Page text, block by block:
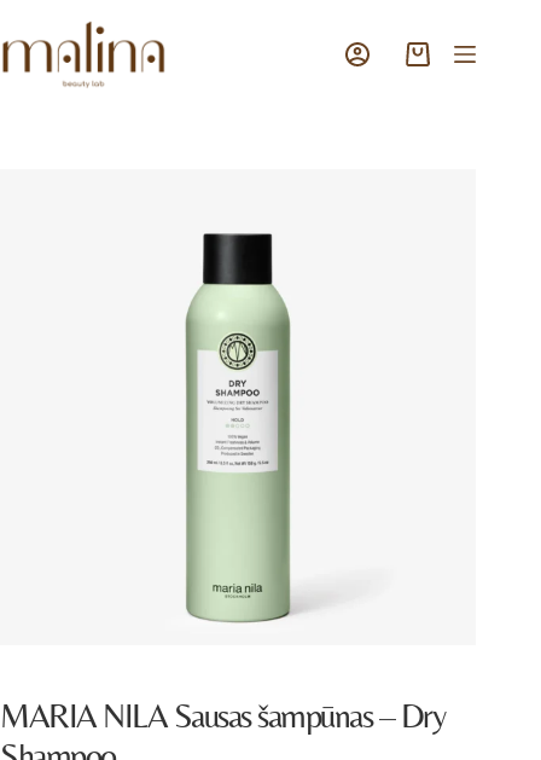
MARIA NILA Sausas šampūnas – Dry